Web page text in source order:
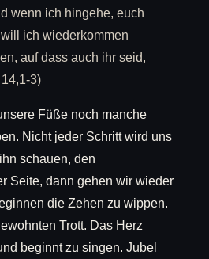
wenn ich hingehe, euch
ich wiederkommen
auf dass auch ihr seid,
3)
Füße noch manche
Nicht jeder Schritt wird uns
schauen, den
Seite, dann gehen wir wieder
die Zehen zu wippen.
Trott. Das Herz
beginnt zu singen. Jubel